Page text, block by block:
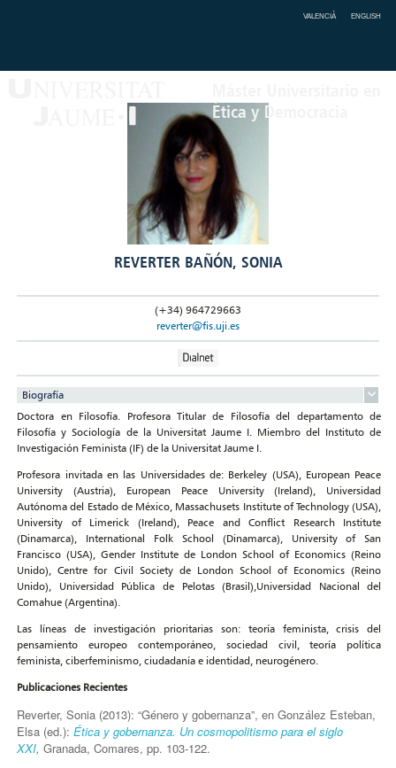
VALENCIÀ ENGLISH
REVERTER BAÑÓN, SONIA
(+34) 964729663
reverter@fis.uji.es
Biografía
Doctora en Filosofía. Profesora Titular de Filosofía del departamento de
Filosofía y Sociología de la Universitat Jaume I. Miembro del Instituto de
Investigación Feminista (IF) de la Universitat Jaume I.
Profesora invitada en las Universidades de: Berkeley (USA), European Peace
University (Austria), European Peace University (Ireland), Universidad
Autónoma del Estado de México, Massachusets Institute of Technology (USA),
University of Limerick (Ireland), Peace and Conflict Research Institute
(Dinamarca), International Folk School (Dinamarca), University of San
Francisco (USA), Gender Institute de London School of Economics (Reino
Unido), Centre for Civil Society de London School of Economics (Reino
Unido), Universidad Pública de Pelotas (Brasil),Universidad Nacional del
Comahue (Argentina).
Las líneas de investigación prioritarias son: teoría feminista, crisis del
pensamiento europeo contemporáneo, sociedad civil, teoría política
feminista, ciberfeminismo, ciudadanía e identidad, neurogénero.
Publicaciones Recientes
Reverter, Sonia (2013): “Género y gobernanza”, en González Esteban,
Elsa (ed.): Ética y gobernanza. Un cosmopolitismo para el siglo
XXI, Granada, Comares, pp. 103-122.